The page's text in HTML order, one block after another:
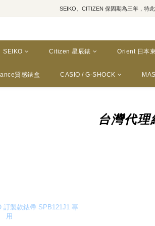
SEIKO、CITIZEN 保固期為三年，特
SEIKO Citizen 星辰錶 Orient 日本
質感錶盒 CASIO / G-SHOCK
台灣代